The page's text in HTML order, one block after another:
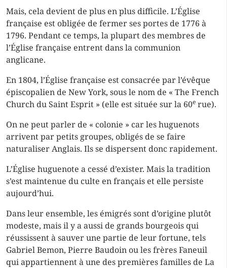
Mais, cela devient de plus en plus difficile. L’Église
française est obligée de fermer ses portes de 1776 à
1796. Pendant ce temps, la plupart des membres de
l’Église française entrent dans la communion
anglicane.
En 1804, l’Église française est consacrée par l’évêque
épiscopalien de New York, sous le nom de « The French
Church du Saint Esprit » (elle est située sur la 60e rue).
On ne peut parler de « colonie » car les huguenots
arrivent par petits groupes, obligés de se faire
naturaliser Anglais. Ils se dispersent donc rapidement.
L’Église huguenote a cessé d’exister. Mais la tradition
s’est maintenue du culte en français et elle persiste
aujourd’hui.
Dans leur ensemble, les émigrés sont d’origine plutôt
modeste, mais il y a aussi de grands bourgeois qui
réussissent à sauver une partie de leur fortune, tels
Gabriel Bemon, Pierre Baudoin ou les frères Faneuil
qui appartiennent à une des premières familles de La